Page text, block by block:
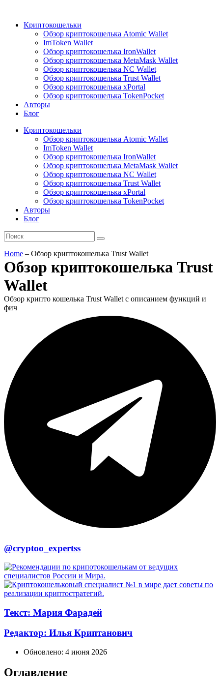
Криптокошельки
Обзор криптокошелька Atomic Wallet
ImToken Wallet
Обзор криптокошелька IronWallet
Обзор криптокошелька MetaMask Wallet
Обзор криптокошелька NC Wallet
Обзор криптокошелька Trust Wallet
Обзор криптокошелька xPortal
Обзор криптокошелька TokenPocket
Авторы
Блог
Криптокошельки
Обзор криптокошелька Atomic Wallet
ImToken Wallet
Обзор криптокошелька IronWallet
Обзор криптокошелька MetaMask Wallet
Обзор криптокошелька NC Wallet
Обзор криптокошелька Trust Wallet
Обзор криптокошелька xPortal
Обзор криптокошелька TokenPocket
Авторы
Блог
Home – Обзор криптокошелька Trust Wallet
Обзор криптокошелька Trust
Wallet
Обзор крипто кошелька Trust Wallet с описанием функций и
фич
@cryptoo_expertss
Текст: Мария Фарадей
Редактор: Илья Криптанович
Обновлено: 4 июня 2026
Оглавление